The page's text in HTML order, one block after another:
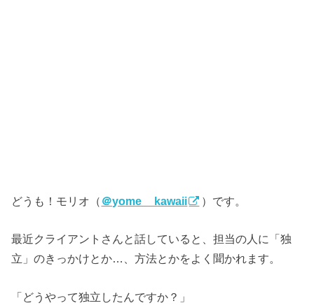
どうも！モリオ（ ＠yome__kawaii ）です。
最近クライアントさんと話していると、担当の人に「独
立」のきっかけとか…、方法とかをよく聞かれます。
「どうやって独立したんですか？」